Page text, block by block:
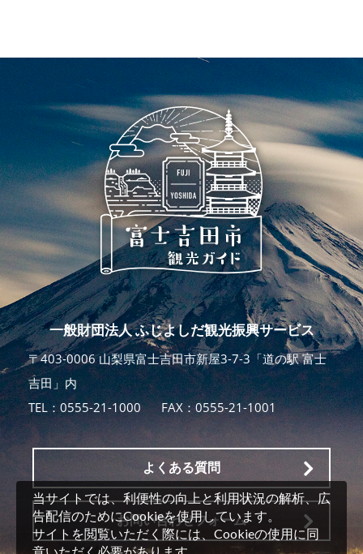
一般財団法人 ふじよしだ観光振興サービス
〒403-0006 山梨県富士吉田市新屋3-7-3「道の駅 富士
吉田」内
TEL：0555-21-1000 FAX：0555-21-1001
よくある質問
お問い合わせフォーム
当サイトでは、利便性の向上と利用状況の解析、広
告配信のためにCookieを使用しています。
サイトを閲覧いただく際には、Cookieの使用に同